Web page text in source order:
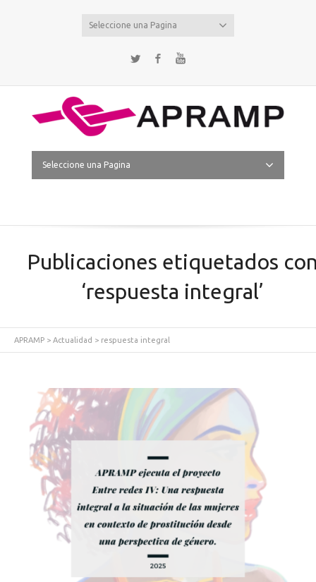
Seleccione una Pagina
Twitter Facebook
Seleccione una Pagina
Publicaciones etiquetados
‘respuesta integral’
APRAMP > Actualidad > respuesta integral